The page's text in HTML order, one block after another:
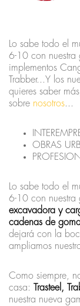
Lo sabe todo el
6-10 con nuestra
implementos
Trabber...Y los
quieres saber
sobre nosotros...
OBRAS
Lo sabe todo el
6-10 con nuestra
excavadora y
cadenas de
dejará con la
ampliamos
Como siempre,
casa:
Trasteel,
nuestra nueva